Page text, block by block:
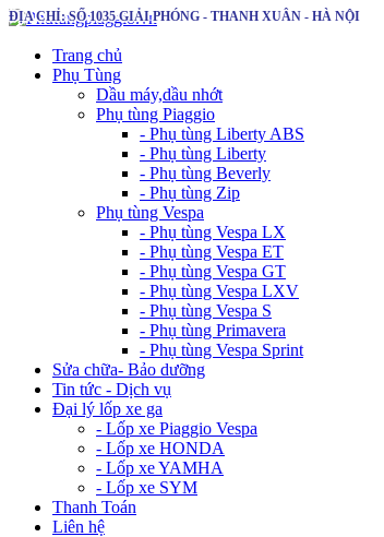
ĐỊA CHỈ: SỐ 1035 GIẢI PHÓNG - THANH XUÂN - HÀ NỘI
Trang chủ
Phụ Tùng
Dầu máy,dầu nhớt
Phụ tùng Piaggio
- Phụ tùng Liberty ABS
- Phụ tùng Liberty
- Phụ tùng Beverly
- Phụ tùng Zip
Phụ tùng Vespa
- Phụ tùng Vespa LX
- Phụ tùng Vespa ET
- Phụ tùng Vespa GT
- Phụ tùng Vespa LXV
- Phụ tùng Vespa S
- Phụ tùng Primavera
- Phụ tùng Vespa Sprint
Sửa chữa- Bảo dưỡng
Tin tức - Dịch vụ
Đại lý lốp xe ga
- Lốp xe Piaggio Vespa
- Lốp xe HONDA
- Lốp xe YAMHA
- Lốp xe SYM
Thanh Toán
Liên hệ